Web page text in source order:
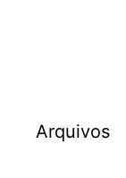
Arquivos